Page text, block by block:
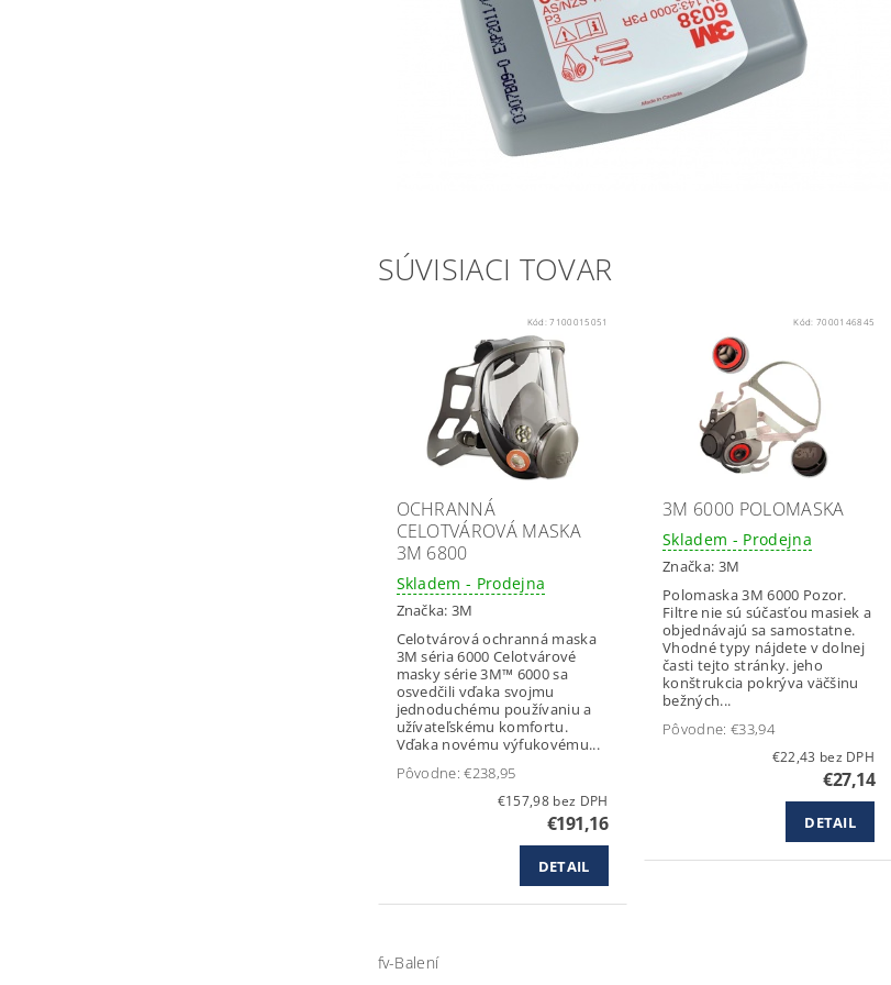
SÚVISIACI TOVAR
Kód:7100015051
OCHRANNÁ
CELOTVÁROVÁ MASKA
3M 6800
Skladem - Prodejna
Značka:3M
Celotvárová ochranná maska
3M séria 6000 Celotvárové
masky série 3M™ 6000 sa
osvedčili vďaka svojmu
jednoduchému používaniu a
užívateľskému komfortu.
Vďaka novému výfukovému...
Pôvodne:€238,95
€157,98 bez DPH
€191,16
DETAIL
Kód:7000146845
3M 6000 POLOMASKA
Skladem - Prodejna
Značka: 3M
Polomaska 3M 6000 Pozor.
Filtre nie sú súčasťou masiek a
objednávajú sa samostatne.
Vhodné typy nájdete v dolnej
časti tejto stránky. jeho
konštrukcia pokrýva väčšinu
bežných...
Pôvodne: €33,94
€22,43 bez DPH
€27,14
DETAIL
fv-Balení